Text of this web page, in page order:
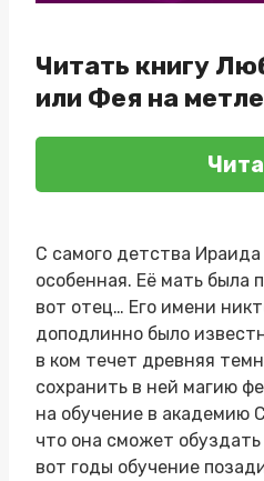
Читать книгу
или Фея на метле
С самого детства Ираида
особенная. Её мать была
вот отец… Его имени
доподлинно было
в ком течет древняя
сохранить в ней магию
на обучение в академию
что она сможет
вот годы обучение